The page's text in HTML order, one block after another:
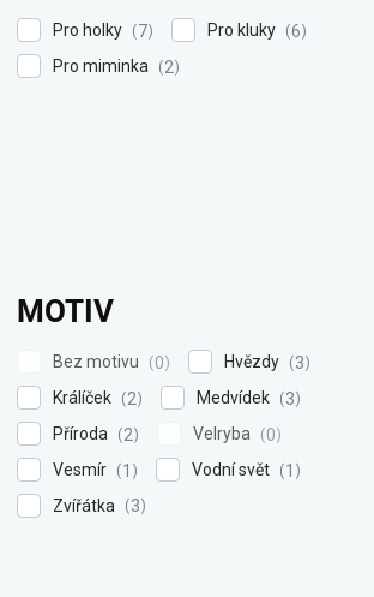
Pro holky 7 Pro kluky
6
Pro miminka
2
MOTIV
Bez motivu 0 Hvězdy
3
Králíček
2 Medvídek
3
Příroda
2 Velryba
0
Vesmír
1 Vodní svět
1
Zvířátka
3